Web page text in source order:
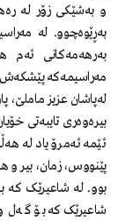
و بەشێکی زۆر لە
بەڕێوەچوو. لە
بەرهەمەکانی ئەم
مەراسیمەکە پێشکەش
لەپاشان عزیز ماملێ،
بیرەوەری تایبەتی
ئێمە ئەمرۆ یاد لە
پێنووس، زمان، بیر و
بوو. لە شاعیرێک کە
شاعیرێک کە بۆ